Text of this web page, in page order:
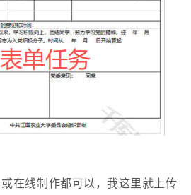
或在线制作都可以，我这里就上传